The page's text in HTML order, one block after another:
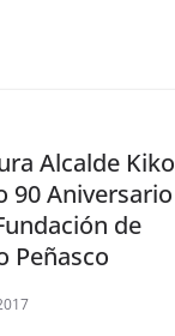
Alcalde Kiko
90 Aniversario
de
Peñasco